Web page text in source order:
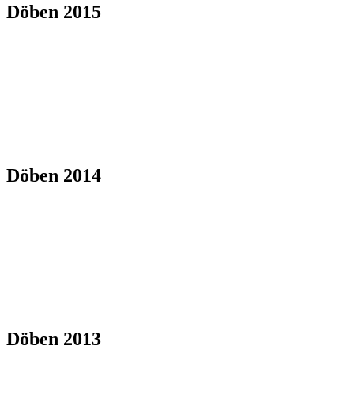
Döben 2015
Döben 2014
Döben 2013